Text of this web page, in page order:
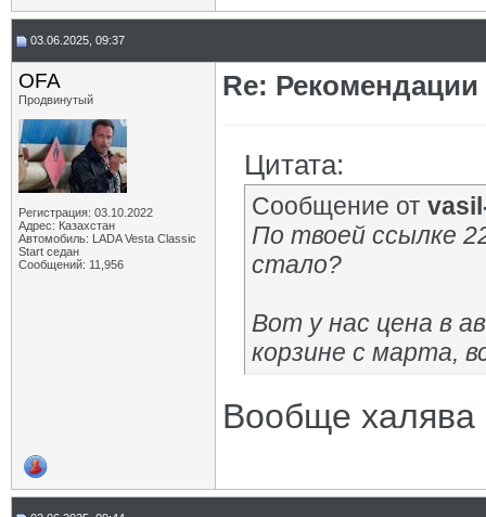
03.06.2025, 09:37
OFA
Продвинутый
Регистрация: 03.10.2022
Адрес: Казахстан
Автомобиль: LADA Vesta Classic
Start седан
Сообщений: 11,956
Re:
Цитата:
Сообщение от
По твоей ссылке
стало?
Вот у нас цена в
корзине с марта,
Вообще халява